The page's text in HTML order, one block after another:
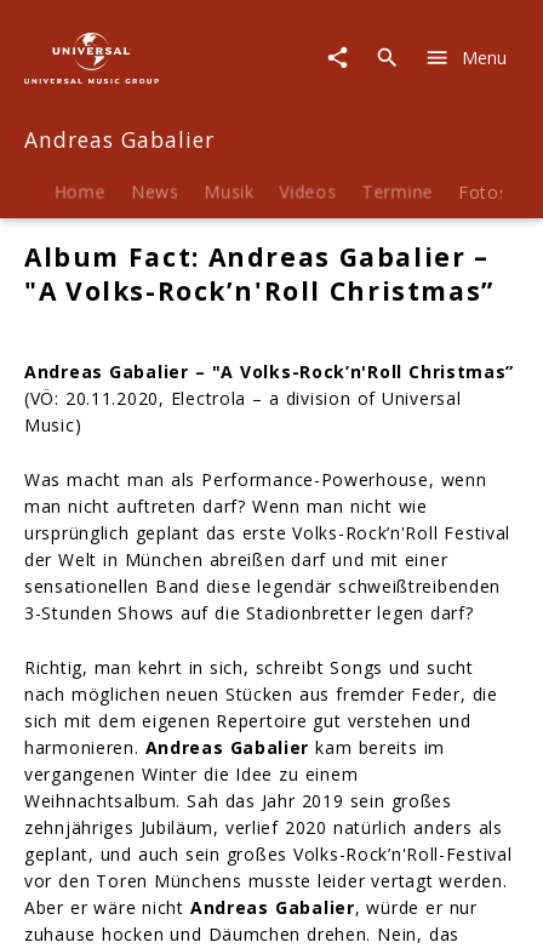
Biografie
Menu
Andreas Gabalier
Home News Musik Videos Termine Fotos
Album Fact: Andreas Gabalier –
"A Volks-Rock’n'Roll Christmas”
Andreas Gabalier – "A Volks-Rock’n'Roll Christmas”
(VÖ: 20.11.2020, Electrola – a division of Universal
Music)
Was macht man als Performance-Powerhouse, wenn
man nicht auftreten darf? Wenn man nicht wie
ursprünglich geplant das erste Volks-Rock’n'Roll Festival
der Welt in München abreißen darf und mit einer
sensationellen Band diese legendär schweißtreibenden
3-Stunden Shows auf die Stadionbretter legen darf?
Richtig, man kehrt in sich, schreibt Songs und sucht
nach möglichen neuen Stücken aus fremder Feder, die
sich mit dem eigenen Repertoire gut verstehen und
harmonieren. Andreas Gabalierkam bereits im
vergangenen Winter die Idee zu einem
Weihnachtsalbum. Sah das Jahr 2019 sein großes
zehnjähriges Jubiläum, verlief 2020 natürlich anders als
geplant, und auch sein großes Volks-Rock’n'Roll-Festival
vor den Toren Münchens musste leider vertagt werden.
Aber er wäre nicht Andreas Gabalier, würde er nur
zuhause hocken und Däumchen drehen. Nein, das